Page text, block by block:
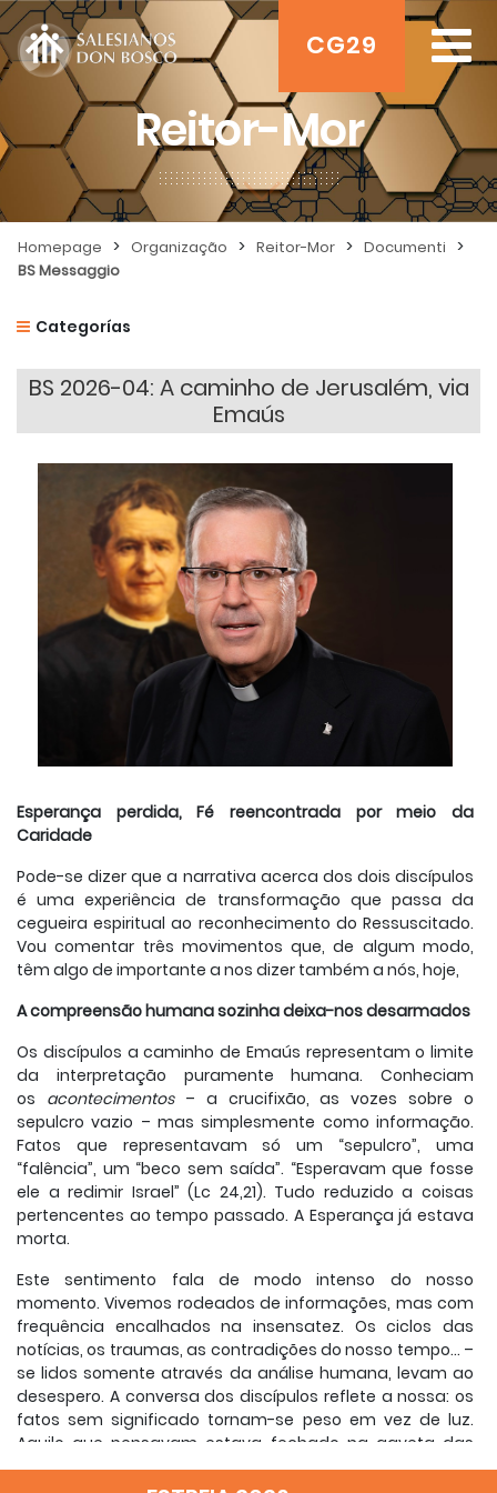
CG29
Reitor-Mor
Homepage > Organização > Reitor-Mor > Documenti >
BS Messaggio
Categorías
BS 2026-04: A caminho de Jerusalém, via
Emaús
Esperança perdida, Fé reencontrada por meio da
Caridade
Pode-se dizer que a narrativa acerca dos dois discípulos
é uma experiência de transformação que passa da
cegueira espiritual ao reconhecimento do Ressuscitado.
Vou comentar três movimentos que, de algum modo,
têm algo de importante a nos dizer também a nós, hoje,
A compreensão humana sozinha deixa-nos desarmados
Os discípulos a caminho de Emaús representam o limite
da interpretação puramente humana. Conheciam
os acontecimentos– a crucifixão, as vozes sobre o
sepulcro vazio – mas simplesmente como informação.
Fatos que representavam só um “sepulcro”, uma
“falência”, um “beco sem saída”. “Esperavam que fosse
ele a redimir Israel” (Lc 24,21). Tudo reduzido a coisas
pertencentes ao tempo passado. A Esperança já estava
morta.
Este sentimento fala de modo intenso do nosso
momento. Vivemos rodeados de informações, mas com
frequência encalhados na insensatez. Os ciclos das
notícias, os traumas, as contradições do nosso tempo... –
se lidos somente através da análise humana, levam ao
desespero. A conversa dos discípulos reflete a nossa: os
fatos sem significado tornam-se peso em vez de luz.
Aquilo que pensavam estava fechado na gaveta das
próprias categorias humanas, e estas sozinhas não